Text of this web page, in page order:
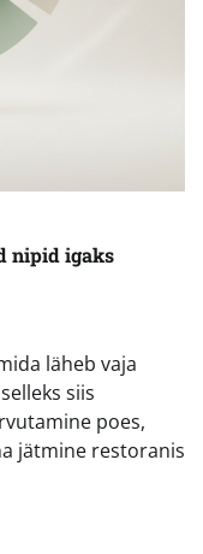
nipid igaks
läheb vaja
siis
poes,
jätmine restoranis